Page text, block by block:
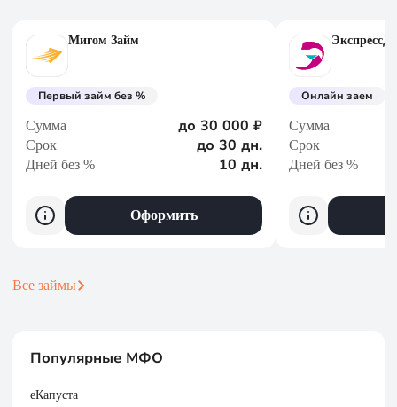
Все займы
Мигом Займ
Первый займ без %
Сумма до 30 000 ₽
Срок до 30 дн.
Дней без % 10 дн.
Оформить
Онлайн заем
Сумма
Срок
Дней без %
Популярные МФО
еКапуста